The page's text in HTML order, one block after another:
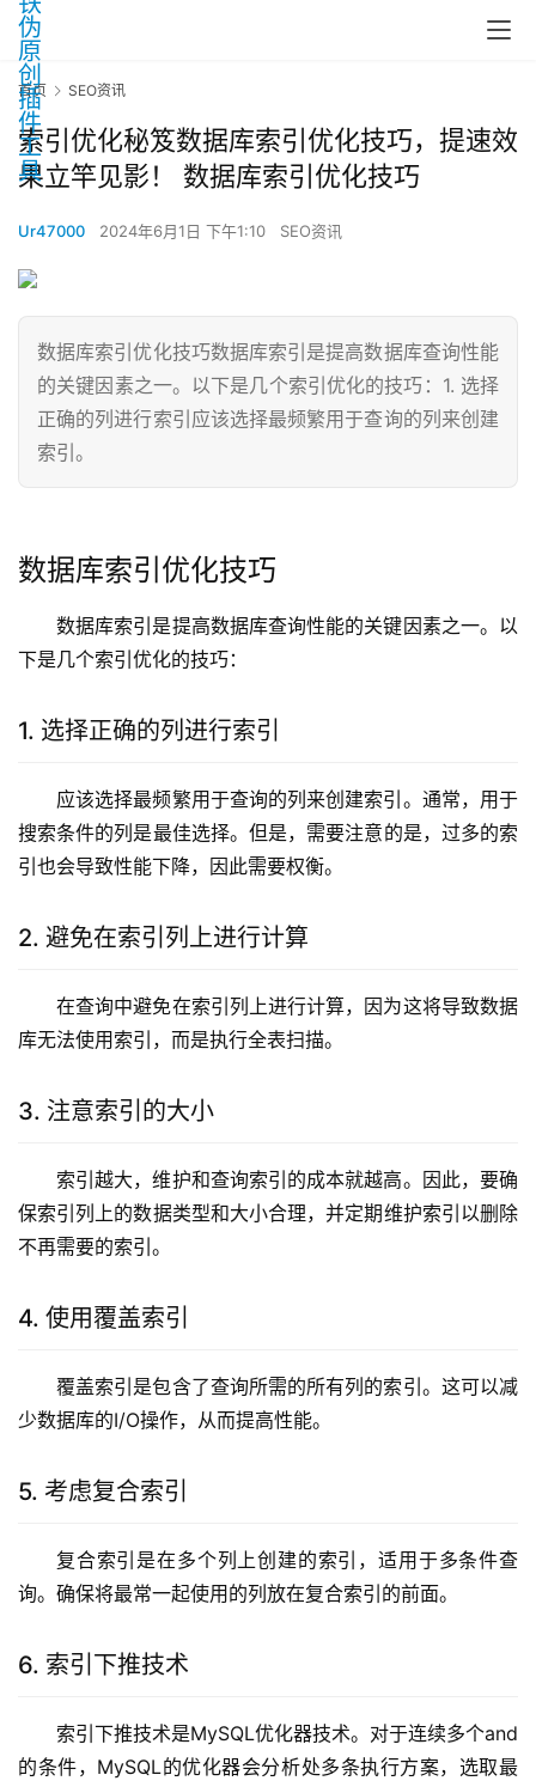
首页 SEO资讯
索引优化秘笈数据库索引优化技巧，提速效
果立竿见影！ 数据库索引优化技巧
Ur47000 2024年6月1日 下午1:10 SEO资讯
数据库索引优化技巧数据库索引是提高数据库查询性能
的关键因素之一。以下是几个索引优化的技巧：1. 选择
正确的列进行索引应该选择最频繁用于查询的列来创建
索引。
数据库索引优化技巧
数据库索引是提高数据库查询性能的关键因素之一。以
下是几个索引优化的技巧：
1. 选择正确的列进行索引
应该选择最频繁用于查询的列来创建索引。通常，用于
搜索条件的列是最佳选择。但是，需要注意的是，过多的索
引也会导致性能下降，因此需要权衡。
2. 避免在索引列上进行计算
在查询中避免在索引列上进行计算，因为这将导致数据
库无法使用索引，而是执行全表扫描。
3. 注意索引的大小
索引越大，维护和查询索引的成本就越高。因此，要确
保索引列上的数据类型和大小合理，并定期维护索引以删除
不再需要的索引。
4. 使用覆盖索引
覆盖索引是包含了查询所需的所有列的索引。这可以减
少数据库的I/O操作，从而提高性能。
5. 考虑复合索引
复合索引是在多个列上创建的索引，适用于多条件查
询。确保将最常一起使用的列放在复合索引的前面。
6. 索引下推技术
索引下推技术是MySQL优化器技术。对于连续多个and
的条件，MySQL的优化器会分析处多条执行方案，选取最